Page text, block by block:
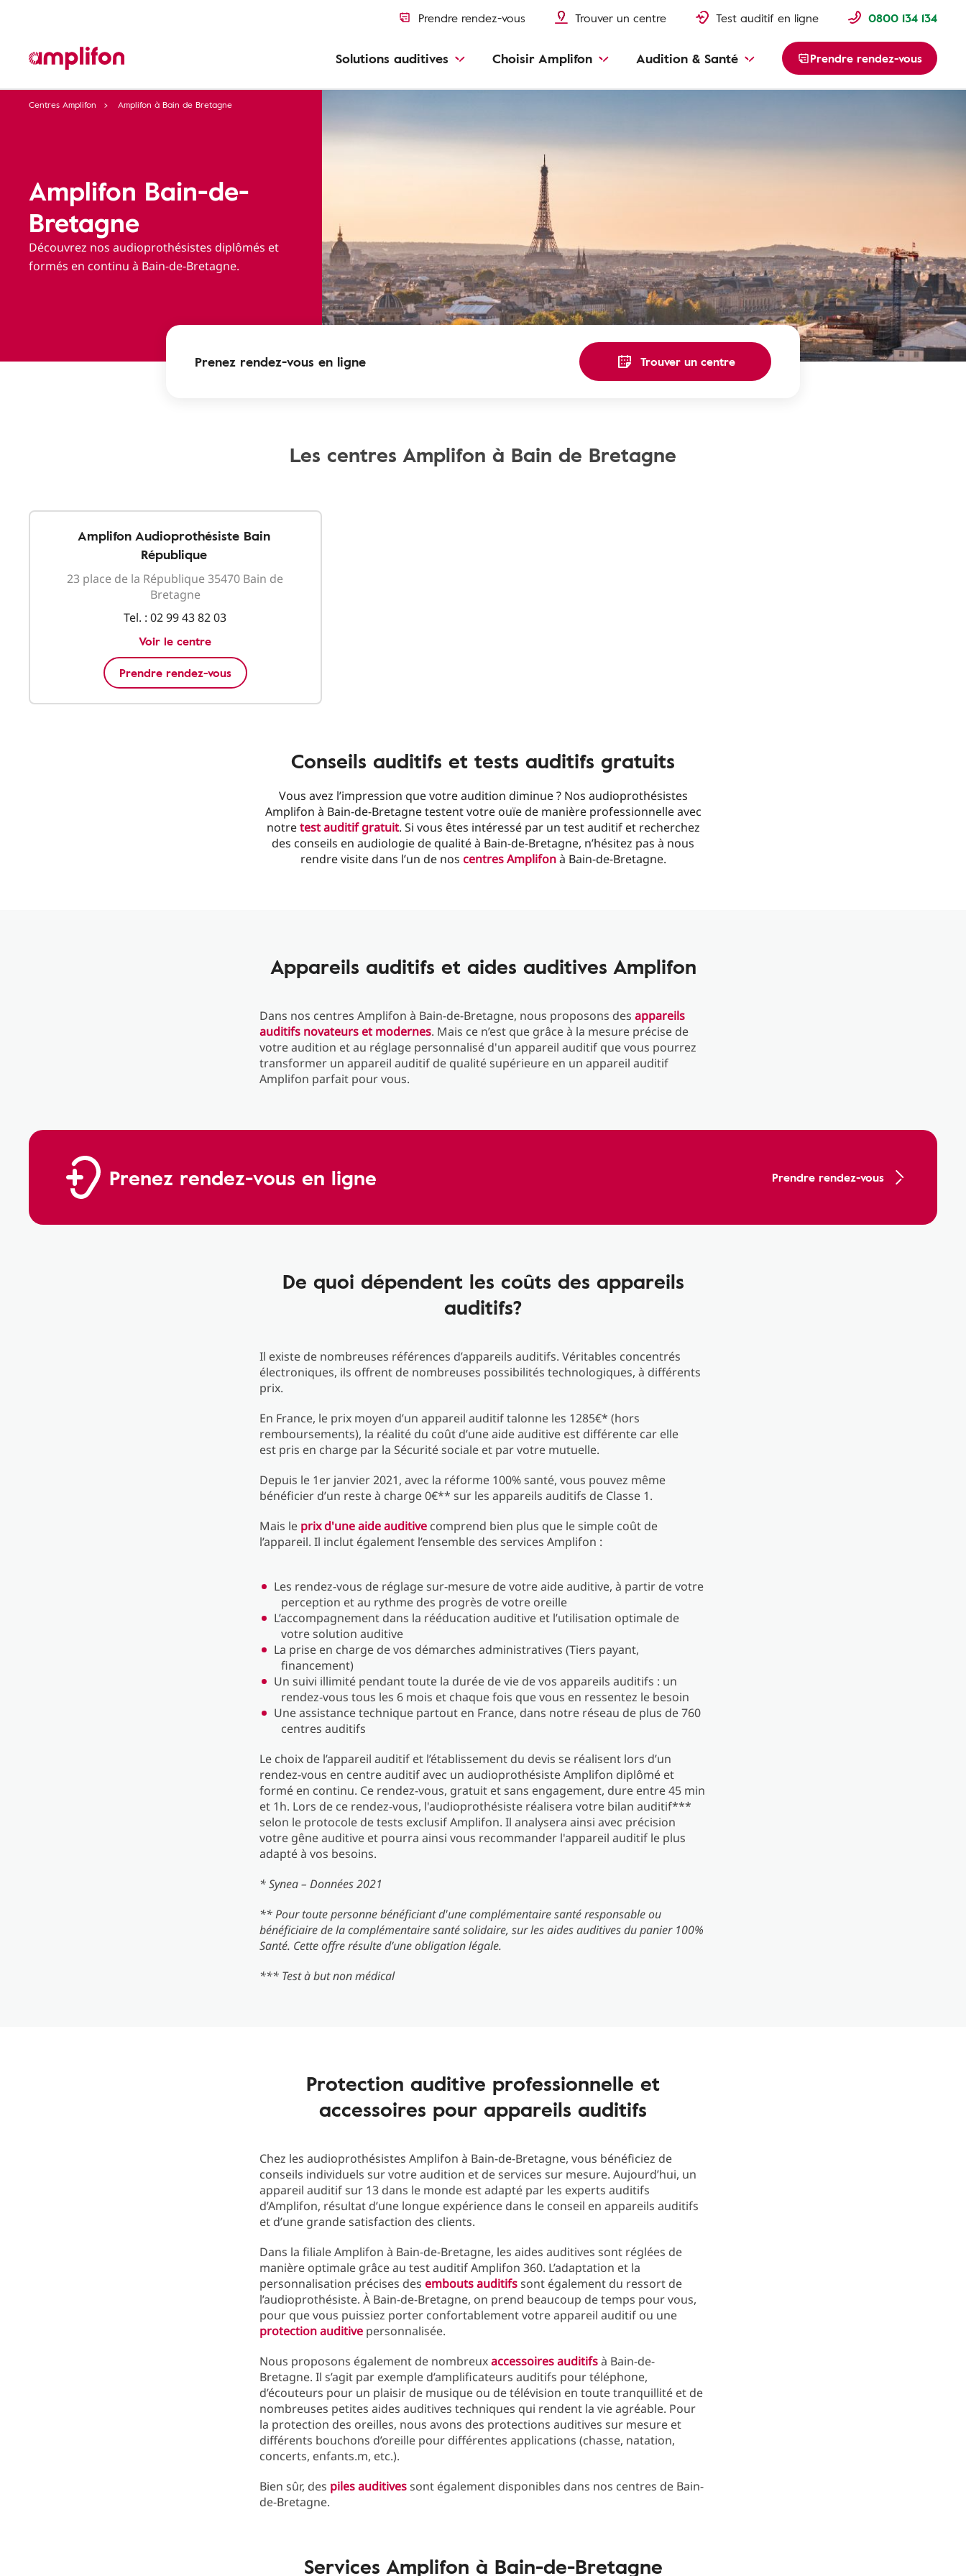
Prendre rendez-vous Trouver un centre Test auditif en ligne 0800 134 134
Solutions auditives Choisir Amplifon Audition & Santé Prendre rendez-vous
Centres Amplifon Amplifon à Bain de Bretagne
Amplifon Bain-de-
Bretagne
Découvrez nos audioprothésistes diplômés et
formés en continu à Bain-de-Bretagne.
Prenez rendez-vous en ligne Trouver un centre
Les centres Amplifon à Bain de Bretagne
Amplifon Audioprothésiste Bain
République
23 place de la République 35470 Bain de
Bretagne
Tel. : 02 99 43 82 03
Voir le centre
Prendre rendez-vous
Conseils auditifs et tests auditifs gratuits
Vous avez l’impression que votre audition diminue ? Nos audioprothésistes
Amplifon à Bain-de-Bretagne testent votre ouïe de manière professionnelle avec
notretest auditif gratuit. Si vous êtes intéressé par un test auditif et recherchez
des conseils en audiologie de qualité à Bain-de-Bretagne, n’hésitez pas à nous
rendre visite dans l’un de nos centres Amplifonà Bain-de-Bretagne.
Appareils auditifs et aides auditives Amplifon
Dans nos centres Amplifon à Bain-de-Bretagne, nous proposons des appareils
auditifs novateurs et modernes. Mais ce n’est que grâce à la mesure précise de
votre audition et au réglage personnalisé d'un appareil auditif que vous pourrez
transformer un appareil auditif de qualité supérieure en un appareil auditif
Amplifon parfait pour vous.
Prenez rendez-vous en ligne Prendre rendez-vous
De quoi dépendent les coûts des appareils
auditifs?
Il existe de nombreuses références d’appareils auditifs. Véritables concentrés
électroniques, ils offrent de nombreuses possibilités technologiques, à différents
prix.
En France, le prix moyen d’un appareil auditif talonne les 1285€* (hors
remboursements), la réalité du coût d’une aide auditive est différente car elle
est pris en charge par la Sécurité sociale et par votre mutuelle.
Depuis le 1er janvier 2021, avec la réforme 100% santé, vous pouvez même
bénéficier d’un reste à charge 0€** sur les appareils auditifs de Classe 1.
Mais le prix d'une aide auditive comprend bien plus que le simple coût de
l’appareil. Il inclut également l’ensemble des services Amplifon :
Les rendez-vous de réglage sur-mesure de votre aide auditive, à partir de votre
perception et au rythme des progrès de votre oreille
L’accompagnement dans la rééducation auditive et l’utilisation optimale de
votre solution auditive
La prise en charge de vos démarches administratives (Tiers payant,
financement)
Un suivi illimité pendant toute la durée de vie de vos appareils auditifs : un
rendez-vous tous les 6 mois et chaque fois que vous en ressentez le besoin
Une assistance technique partout en France, dans notre réseau de plus de 760
centres auditifs
Le choix de l’appareil auditif et l’établissement du devis se réalisent lors d’un
rendez-vous en centre auditif avec un audioprothésiste Amplifon diplômé et
formé en continu. Ce rendez-vous, gratuit et sans engagement, dure entre 45 min
et 1h. Lors de ce rendez-vous, l'audioprothésiste réalisera votre bilan auditif***
selon le protocole de tests exclusif Amplifon. Il analysera ainsi avec précision
votre gêne auditive et pourra ainsi vous recommander l'appareil auditif le plus
adapté à vos besoins.
* Synea – Données 2021
** Pour toute personne bénéficiant d'une complémentaire santé responsable ou
bénéficiaire de la complémentaire santé solidaire, sur les aides auditives du panier 100%
Santé. Cette offre résulte d’une obligation légale.
*** Test à but non médical
Protection auditive professionnelle et
accessoires pour appareils auditifs
Chez les audioprothésistes Amplifon à Bain-de-Bretagne, vous bénéficiez de
conseils individuels sur votre audition et de services sur mesure. Aujourd’hui, un
appareil auditif sur 13 dans le monde est adapté par les experts auditifs
d’Amplifon, résultat d’une longue expérience dans le conseil en appareils auditifs
et d’une grande satisfaction des clients.
Dans la filiale Amplifon à Bain-de-Bretagne, les aides auditives sont réglées de
manière optimale grâce au test auditif Amplifon 360. L’adaptation et la
personnalisation précises des embouts auditifssont également du ressort de
l’audioprothésiste. À Bain-de-Bretagne, on prend beaucoup de temps pour vous,
pour que vous puissiez porter confortablement votre appareil auditif ou une
protection auditive personnalisée.
Nous proposons également de nombreuxaccessoires auditifsà Bain-de-
Bretagne. Il s’agit par exemple d’amplificateurs auditifs pour téléphone,
d’écouteurs pour un plaisir de musique ou de télévision en toute tranquillité et de
nombreuses petites aides auditives techniques qui rendent la vie agréable. Pour
la protection des oreilles, nous avons des protections auditives sur mesure et
différents bouchons d’oreille pour différentes applications (chasse, natation,
concerts, enfants.m, etc.).
Bien sûr, des piles auditivessont également disponibles dans nos centres de Bain-
de-Bretagne.
Services Amplifon à Bain-de-Bretagne